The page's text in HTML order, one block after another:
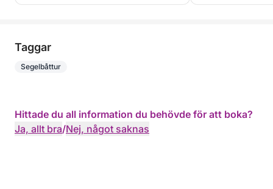
Taggar
Segelbåttur
Hittade du all information du behövde för att boka?
Ja, allt bra/Nej, något saknas